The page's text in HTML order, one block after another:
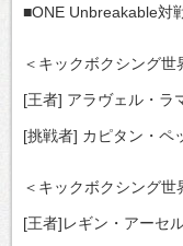
■ONE Unbreakable対
＜キックボクシング
[王者] アラヴェル・ラ
[挑戦者] カピタン・ペ
＜キックボクシング
[王者]レギン・アーセ